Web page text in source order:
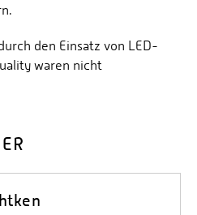
den Einsatz von LED-
waren nicht